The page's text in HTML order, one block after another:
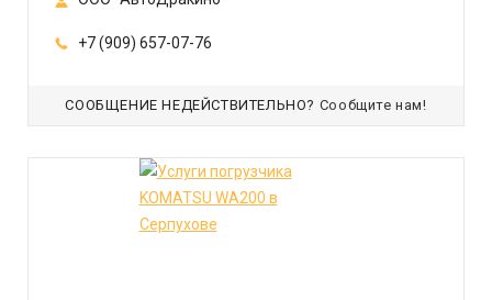
+7 (909) 657-07-76
СООБЩЕНИЕ НЕДЕЙСТВИТЕЛЬНО? Сообщите нам!